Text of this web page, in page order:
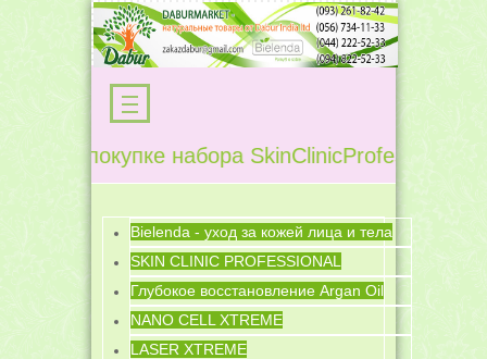
покупке набора SkinClinicProfessional
Bielenda - уход за кожей лица и тела
SKIN CLINIC PROFESSIONAL
Глубокое восстановление Argan Oil
NANO CELL XTREME
LASER XTREME